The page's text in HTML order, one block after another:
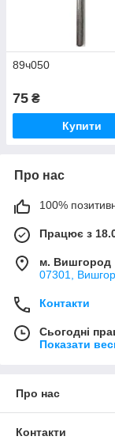
89ч050
75 ₴
Купити
Про нас
100%
Працює з
м. Вишгород
07301,
Контакти
Сьогодні
Показати
Про нас
Контакти